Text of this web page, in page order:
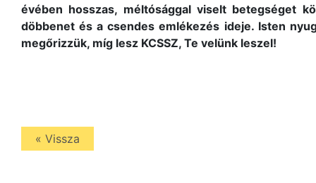
évében hosszas, méltósággal viselt betegséget
döbbenet és a csendes emlékezés ideje. Isten
megőrizzük, míg lesz KCSSZ, Te velünk leszel!
« Vissza